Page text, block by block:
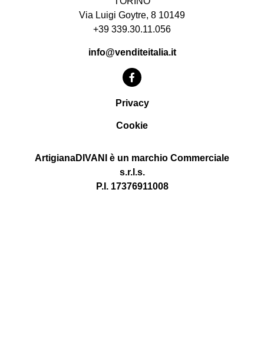
Via Luigi Goytre, 8 10149
+39 339.30.11.056
info@venditeitalia.it
Privacy
Cookie
ArtigianaDIVANI è un marchio Commerciale
s.r.l.s.
P.I. 17376911008